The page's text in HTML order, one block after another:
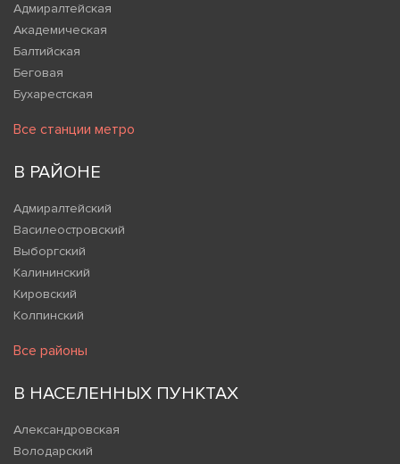
Адмиралтейская
Академическая
Балтийская
Беговая
Бухарестская
Все станции метро
В РАЙОНЕ
Адмиралтейский
Василеостровский
Выборгский
Калининский
Кировский
Колпинский
Все районы
В НАСЕЛЕННЫХ ПУНКТАХ
Александровская
Володарский